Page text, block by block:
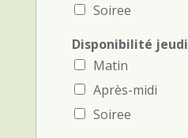
Soiree
Disponibilité jeudi
Matin
Après-midi
Soiree